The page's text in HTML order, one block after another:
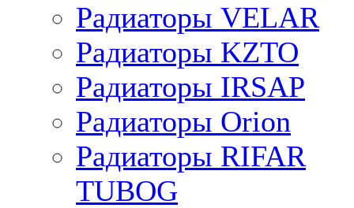
Радиаторы VELAR
Радиаторы KZTO
Радиаторы IRSAP
Радиаторы Orion
Радиаторы RIFAR
TUBOG